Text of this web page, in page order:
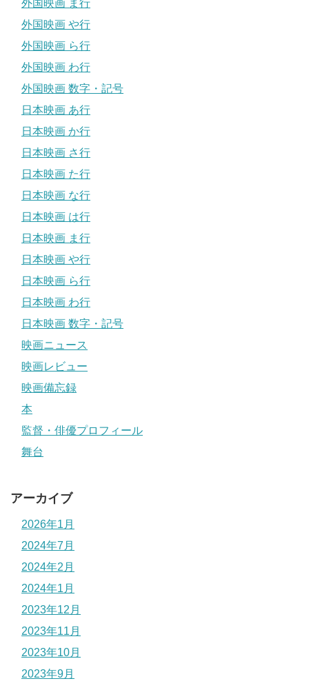
外国映画 ま行
外国映画 や行
外国映画 ら行
外国映画 わ行
外国映画 数字・記号
日本映画 あ行
日本映画 か行
日本映画 さ行
日本映画 た行
日本映画 な行
日本映画 は行
日本映画 ま行
日本映画 や行
日本映画 ら行
日本映画 わ行
日本映画 数字・記号
映画ニュース
映画レビュー
映画備忘録
本
監督・俳優プロフィール
舞台
アーカイブ
2026年1月
2024年7月
2024年2月
2024年1月
2023年12月
2023年11月
2023年10月
2023年9月